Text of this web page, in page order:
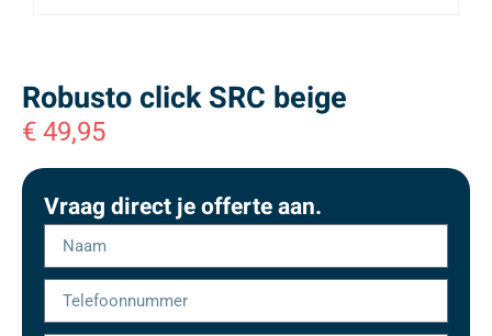
Robusto click SRC beige
€49,95
Vraag direct je offerte aan.